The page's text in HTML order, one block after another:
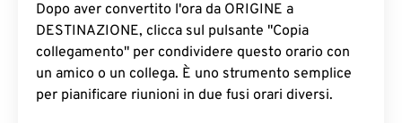
Dopo aver convertito l'ora da ORIGINE a
DESTINAZIONE, clicca sul pulsante "Copia
collegamento" per condividere questo orario con
un amico o un collega. È uno strumento semplice
per pianificare riunioni in due fusi orari diversi.